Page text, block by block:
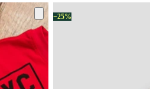
−25%